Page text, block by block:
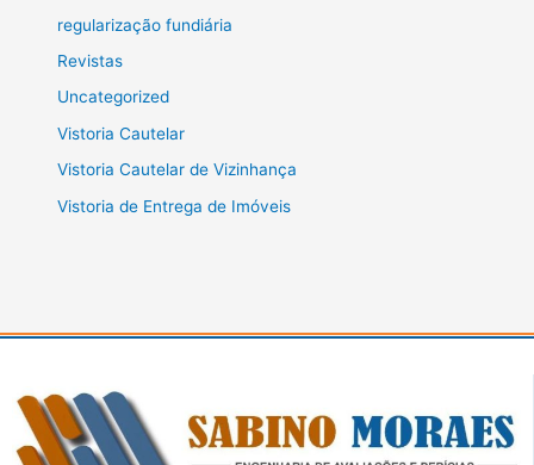
regularização fundiária
Revistas
Uncategorized
Vistoria Cautelar
Vistoria Cautelar de Vizinhança
Vistoria de Entrega de Imóveis